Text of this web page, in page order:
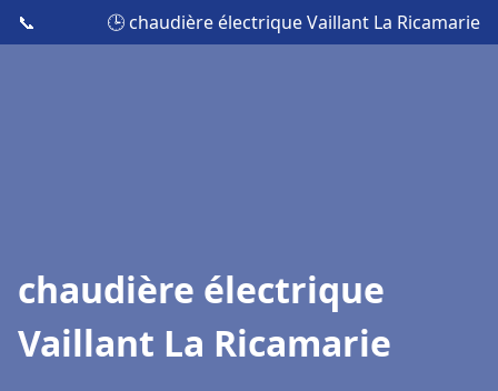
📞 🕒 chaudière électrique Vaillant La Ricamarie
chaudière électrique
Vaillant La Ricamarie